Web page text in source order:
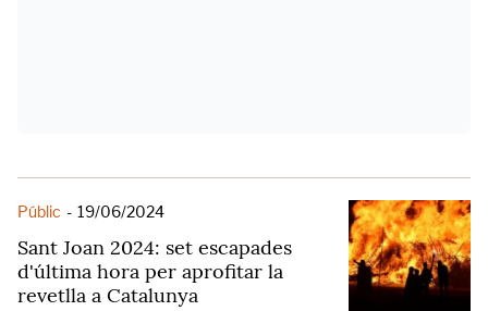
Públic - 19/06/2024
Sant Joan 2024: set escapades
d'última hora per aprofitar la
revetlla a Catalunya